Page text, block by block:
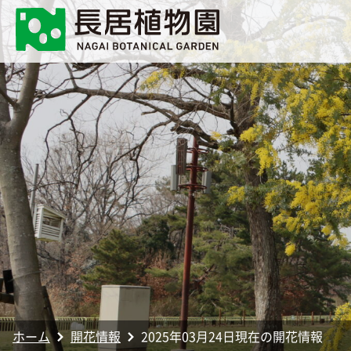
ホーム 開花情報 2025年03月24日現在の開花情報